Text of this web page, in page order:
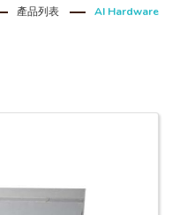
產品列表 AI Hardware